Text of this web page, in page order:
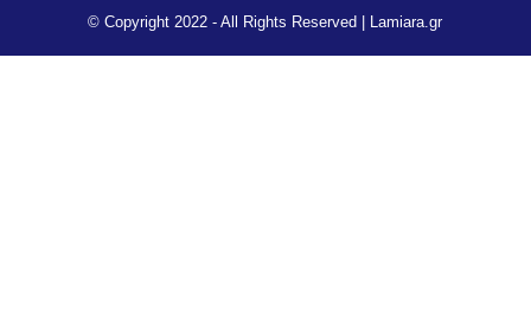
© Copyright 2022 - All Rights Reserved | Lamiara.gr